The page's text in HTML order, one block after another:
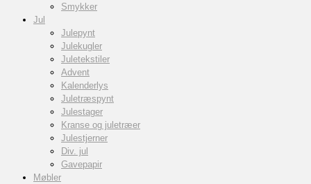
Smykker
Jul
Julepynt
Julekugler
Juletekstiler
Advent
Kalenderlys
Juletræspynt
Julestager
Kranse og juletræer
Julestjerner
Div. jul
Gavepapir
Møbler